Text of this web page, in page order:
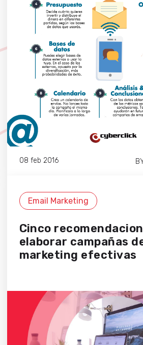
08 feb 2016
Email Marketing
Cinco
elaborar campañas
marketing efectivas